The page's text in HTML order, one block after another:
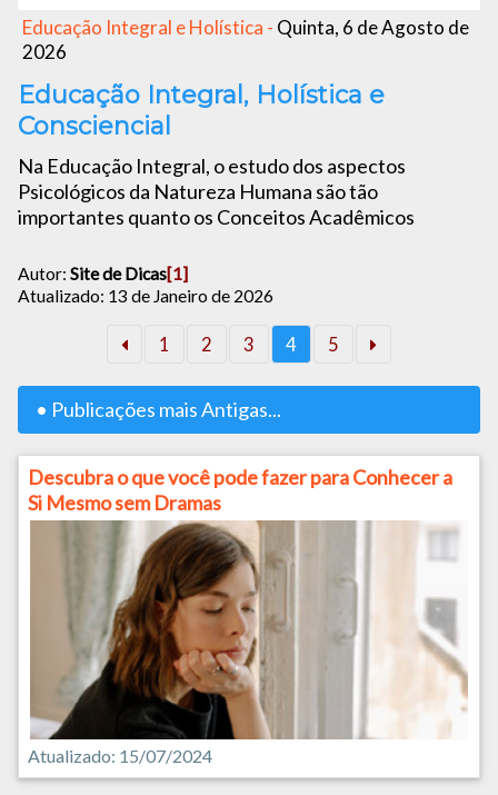
Educação Integral e Holística - Quinta, 6 de Agosto de
2026
Educação Integral, Holística e
Consciencial
Na Educação Integral, o estudo dos aspectos
Psicológicos da Natureza Humana são tão
importantes quanto os Conceitos Acadêmicos
Autor: Site de Dicas[1]
Atualizado: 13 de Janeiro de 2026
1 2 3 4 5
• Publicações mais Antigas...
Descubra o que você pode fazer para Conhecer a
Si Mesmo sem Dramas
Atualizado: 15/07/2024